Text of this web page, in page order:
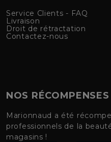
Service Clients - FAQ
Livraison
Droit de rétractation
Contactez-nous
NOS RÉCOMPENSES
Marionnaud a été
professionnels de la
magasins !